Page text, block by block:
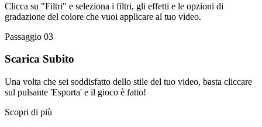
Clicca su "Filtri" e seleziona i filtri, gli effetti e le opzioni di
gradazione del colore che vuoi applicare al tuo video.
Passaggio 03
Scarica Subito
Una volta che sei soddisfatto dello stile del tuo video, basta cliccare
sul pulsante 'Esporta' e il gioco è fatto!
Scopri di più